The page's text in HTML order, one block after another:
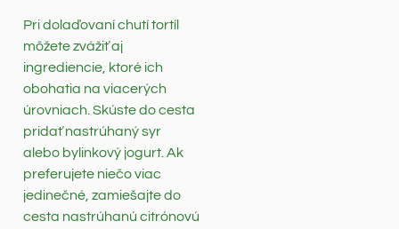
Pri dolaďovaní chutí tortíl
môžete zvážiť aj
ingrediencie, ktoré ich
obohatia na viacerých
úrovniach. Skúste do cesta
pridať nastrúhaný syr
alebo bylinkový jogurt. Ak
preferujete niečo viac
jedinečné, zamiešajte do
cesta nastrúhanú citrónovú